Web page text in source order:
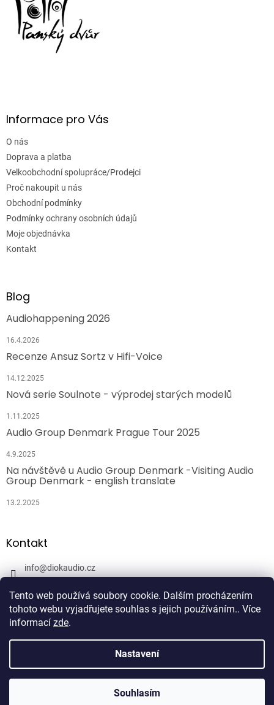
Tento web používá soubory cookie. Dalším procházením
tohoto webu vyjadřujete souhlas s jejich používáním.. Více
informací zde.
Nastavení
Souhlasím
Informace pro Vás
O nás
Doprava a platba
Velkoobchodní spolupráce/Prodejci
Proč nakoupit u nás
Obchodní podmínky
Podmínky ochrany osobních údajů
Moje objednávka
Kontakt
Blog
Audiohappening 2026
16.4.2026
Recenze Ansuz Sortz v Hifi-Voice
14.12.2025
Nová serie Soulnote - výprodej starých modelů
1.11.2025
Audio Group Denmark Prague Tour 2025
4.9.2025
Na návštěvě u Audio Group Denmark -Visiting Audio
Group Denmark - english translate
13.2.2025
Kontakt
info@diokaudio.cz
DiokAudio.cz - Hifi Studio Pánský Dvůr
Vytvořil Shoptet
DiokAudio.cz. Všechna práva vyhrazena.